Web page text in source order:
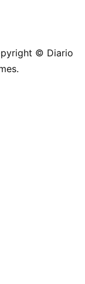
© Diario